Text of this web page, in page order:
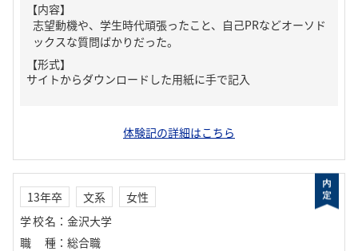
【内容】
志望動機や、学生時代頑張ったこと、自己PRなどオーソド
ックスな質問ばかりだった。
【形式】
サイトからダウンロードした用紙に手で記入
体験記の詳細はこちら
13年卒 文系
女性
学校名 ： 金沢大学
職種 ： 総合職